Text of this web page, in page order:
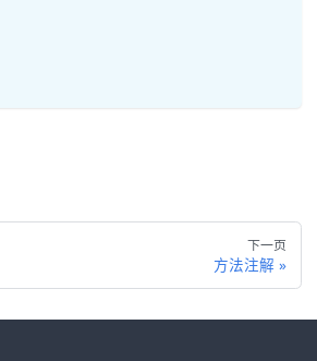
下一页
方法注解